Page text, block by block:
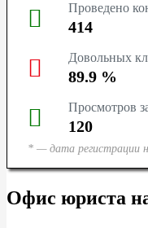
Проведено
414
Довольных
89.9 %
Просмотров
120
* — дата регистрации
Офис юриста
КЕМЕРОВО
ЯРОСЛАВЛЬ